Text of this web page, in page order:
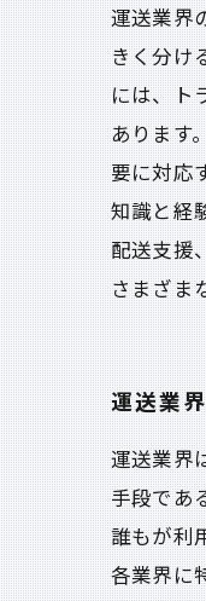
運送業界
きく分け
には、ト
あります
要に対応
知識と経
配送支援
さまざま
運送業
運送業界
手段であ
誰もが利
各業界に